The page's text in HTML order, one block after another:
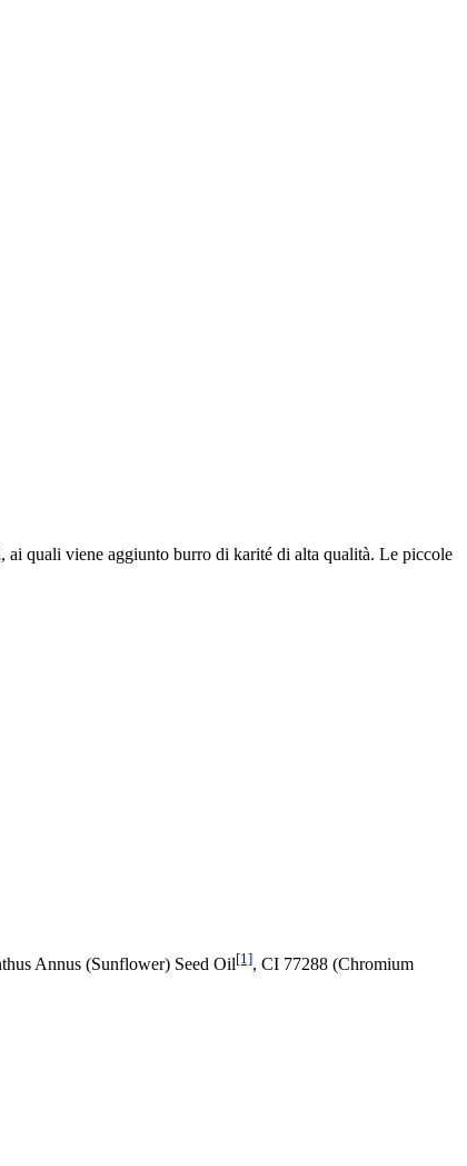
quali viene aggiunto burro di karité di alta qualità. Le piccole
Annus (Sunflower) Seed Oil[1], CI 77288 (Chromium